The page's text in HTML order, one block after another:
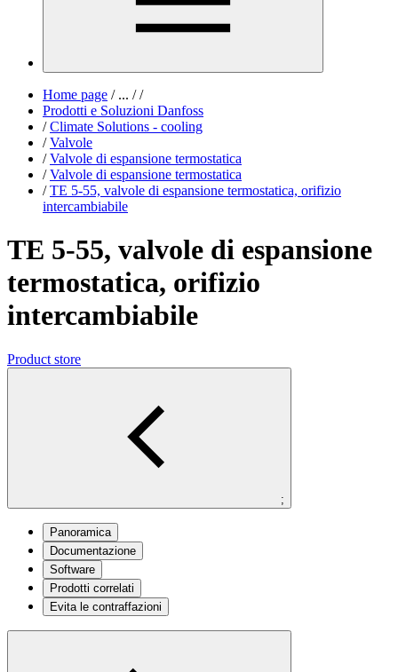
Home page /... / /
Prodotti e Soluzioni Danfoss
/ Climate Solutions - cooling
/ Valvole
/ Valvole di espansione termostatica
/ Valvole di espansione termostatica
/ TE 5-55, valvole di espansione termostatica, orifizio
intercambiabile
TE 5-55, valvole di espansione
termostatica, orifizio
intercambiabile
Product store
;
Panoramica
Documentazione
Software
Prodotti correlati
Evita le contraffazioni